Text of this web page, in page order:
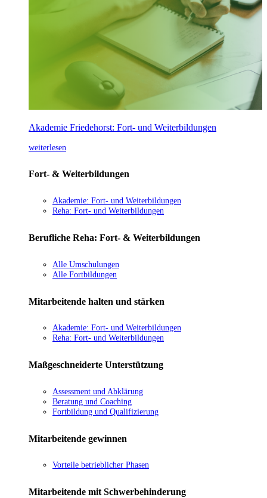
Akademie Friedehorst: Fort- und Weiterbildungen
weiterlesen
Fort- & Weiterbildungen
Akademie: Fort- und Weiterbildungen
Reha: Fort- und Weiterbildungen
Berufliche Reha: Fort- & Weiterbildungen
Alle Umschulungen
Alle Fortbildungen
Mitarbeitende halten und stärken
Akademie: Fort- und Weiterbildungen
Reha: Fort- und Weiterbildungen
Maßgeschneiderte Unterstützung
Assessment und Abklärung
Beratung und Coaching
Fortbildung und Qualifizierung
Mitarbeitende gewinnen
Vorteile betrieblicher Phasen
Mitarbeitende mit Schwerbehinderung